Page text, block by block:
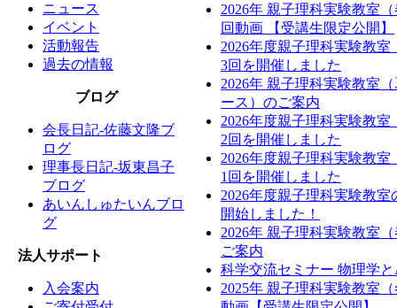
ニュース
イベント
活動報告
過去の情報
ブログ
会長日記-佐藤文隆ブ
ログ
理事長日記-坂東昌子
ブログ
あいんしゅたいんブロ
グ
法人サポート
入会案内
2026年 親子理科実験教室
回動画 【受講生限定公開】
2026年度親子理科実験教室
3回を開催しました
2026年 親子理科実験教室
ース）のご案内
2026年度親子理科実験教室
2回を開催しました
2026年度親子理科実験教室
1回を開催しました
2026年度親子理科実験教室
開始しました！
2026年 親子理科実験教室
ご案内
科学交流セミナー 物理学
2025年 親子理科実験教室